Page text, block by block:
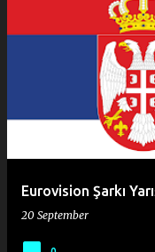
Eurovision Şarkı
20 September